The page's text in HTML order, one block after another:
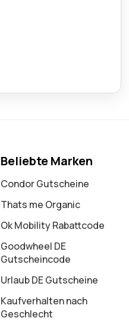
Beliebte Marken
Condor Gutscheine
Thats me Organic
Ok Mobility Rabattcode
Goodwheel DE
Gutscheincode
Urlaub DE Gutscheine
Kaufverhalten nach
Geschlecht